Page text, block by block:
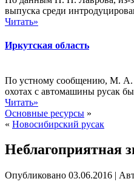
выпуска среди
Читать»
Иркутская область
По устному сообщению, М. А.
охотах с автомашины русак
Читать»
Основные ресурсы »
« Новосибирский русак
Неблагоприятная
Опубликовано 03.06.2016 |